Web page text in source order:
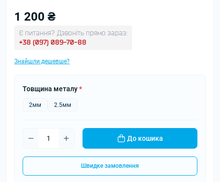
1 200 ₴
Є питання? Дзвоніть прямо зараз:
+38 (097) 089-70-88
Знайшли дешевше?
Товщина металу*
2мм 2.5мм
До кошика
Швидке замовлення